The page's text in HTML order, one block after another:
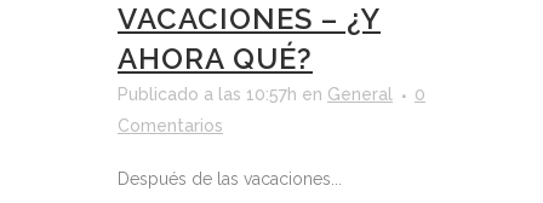
VACACIONES – ¿Y
AHORA QUÉ?
Publicado a las 10:57h en General
0
Comentarios
Después de las vacaciones...